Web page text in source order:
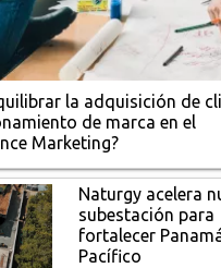
la adquisición de
de marca en el
Marketing?
Naturgy acelera
subestación para
fortalecer
Pacífico